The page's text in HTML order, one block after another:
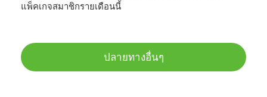
แพ็คเกจสมาชิกรายเดือนนี้
ปลายทางอื่นๆ